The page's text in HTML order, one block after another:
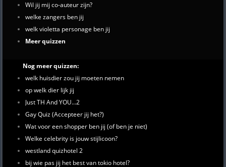
Wil jij mij co-auteur zijn?
welke zangers ben jij
welk violetta personage ben jij
Meer quizzen
Nog meer quizzen:
welk huisdier zou jij moeten nemen
op welk dier lijk jij
Just TH And YOU...2
Gay Quiz (Accepteer jij het?)
Wat voor een shopper ben jij (of ben je niet)
Welke celebrity is jouw stijlicoon?
westland quizhotel 2
bij wie pas jij het best van tokio hotel?